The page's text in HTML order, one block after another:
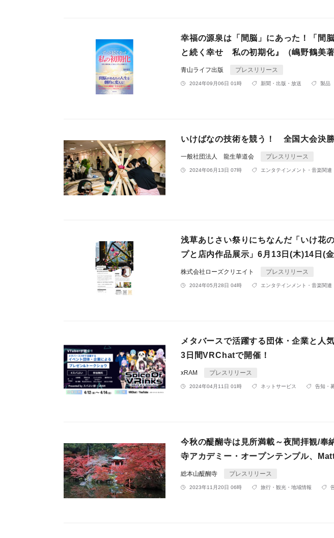
幸福の源泉は「間脳」にあった！「間
と続く幸せ 私の初期化』（嶋野鶴美
青山ライフ出版 プレスリリース
2024年09月06日 01時 新聞・出版・放送 製品
いけばなの技術を競う！ 全国大会決
一般社団法人 龍生華道会 プレスリリース
2024年06月13日 07時 エンタテインメント・音楽関連
浅草あじさい祭りにちなんだ「いけ花
プと店内作品展示」6月13日(木)14日(
株式会社ローズクリエイト プレスリリース
2024年05月28日 04時 エンタテインメント・音楽関連
メタバースで活躍する団体・企業と人
3日間VRChatで開催！
xRAM プレスリリース
2024年04月11日 01時 ネットサービス 告知・
今秋の醍醐寺は見所満載～夜間拝観/奉
寺アカデミー・オープンテンプル、
総本山醍醐寺 プレスリリース
2023年11月20日 06時 旅行・観光・地域情報